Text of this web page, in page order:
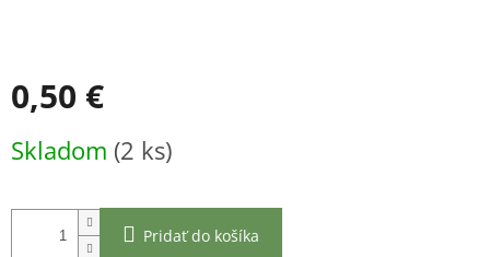
0,50 €
cena:
Skladom (2 ks)
Pridať do košíka